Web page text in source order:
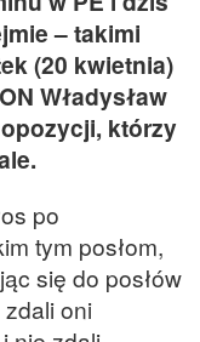
– takimi
(20 kwietnia)
Władysław
którzy
po
tym posłom,
się do posłów
oni